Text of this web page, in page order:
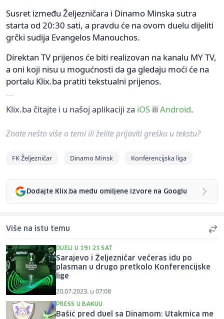
Susret između Željezničara i Dinamo Minska sutra
starta od 20:30 sati, a pravdu će na ovom duelu dijeliti
grčki sudija Evangelos Manouchos.
Direktan TV prijenos će biti realizovan na kanalu MY TV,
a oni koji nisu u mogućnosti da ga gledaju moći će na
portalu Klix.ba pratiti tekstualni prijenos.
Klix.ba čitajte i u našoj aplikaciji za iOS ili Android.
Znate nešto više o temi ili želite prijaviti grešku u tekstu?
FK Željezničar Dinamo Minsk Konferencijska liga
Dodajte Klix.ba među omiljene izvore na Googlu
Više na istu temu
DUELI U 19 I 21 SAT
Sarajevo i Željezničar večeras idu po
plasman u drugo pretkolo Konferencijske
lige
20.07.2023. u 07:08
PRESS U BAKUU
Bašić pred duel sa Dinamom: Utakmica me